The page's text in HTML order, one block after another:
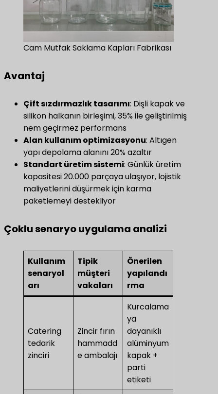
Cam Mutfak Saklama Kapları Fabrikası
Avantaj
Çift sızdırmazlık tasarımı​: Dişli kapak ve
silikon halkanın birleşimi, 35% ile geliştirilmiş
nem geçirmez performans
​Alan kullanım optimizasyonu​​: Altıgen
yapı depolama alanını 20% azaltır
​Standart üretim sistemi​​: Günlük üretim
kapasitesi 20.000 parçaya ulaşıyor, lojistik
maliyetlerini düşürmek için karma
paketlemeyi destekliyor
Çoklu senaryo uygulama analizi
Kullanım
senaryol
arı
Tipik
müşteri
vakaları
Önerilen
yapılandı
rma
Catering
tedarik
zinciri
Zincir fırın
hammadd
e ambalajı
Kurcalama
ya
dayanıklı
alüminyum
kapak +
parti
etiketi